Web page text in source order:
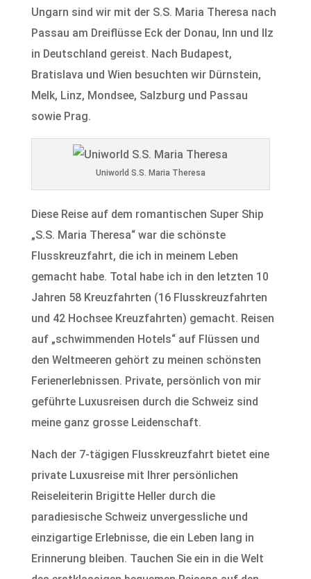
Ungarn sind wir mit der S.S. Maria Theresa nach
Passau am Dreiflüsse Eck der Donau, Inn und Ilz
in Deutschland gereist. Nach Budapest,
Bratislava und Wien besuchten wir Dürnstein,
Melk, Linz, Mondsee, Salzburg und Passau
sowie Prag.
Uniworld S.S. Maria Theresa
Diese Reise auf dem romantischen Super Ship
„S.S. Maria Theresa“ war die schönste
Flusskreuzfahrt, die ich in meinem Leben
gemacht habe. Total habe ich in den letzten 10
Jahren 58 Kreuzfahrten (16 Flusskreuzfahrten
und 42 Hochsee Kreuzfahrten) gemacht. Reisen
auf „schwimmenden Hotels“ auf Flüssen und
den Weltmeeren gehört zu meinen schönsten
Ferienerlebnissen. Private, persönlich von mir
geführte Luxusreisen durch die Schweiz sind
meine ganz grosse Leidenschaft.
Nach der 7-tägigen Flusskreuzfahrt bietet eine
private Luxusreise mit Ihrer persönlichen
Reiseleiterin Brigitte Heller durch die
paradiesische Schweiz unvergessliche und
einzigartige Erlebnisse, die ein Leben lang in
Erinnerung bleiben. Tauchen Sie ein in die Welt